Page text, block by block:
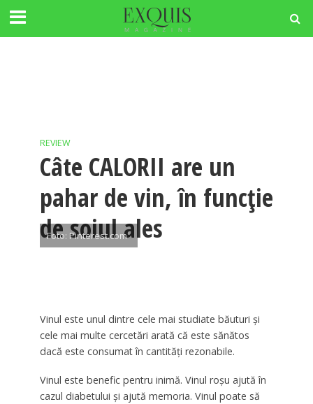
REVIEW
Câte CALORII are un
pahar de vin, în funcție
de soiul ales
Foto: Pinterest.com
Vinul este unul dintre cele mai studiate băuturi şi
cele mai multe cercetări arată că este sănătos
dacă este consumat în cantităţi rezonabile.
Vinul este benefic pentru inimă. Vinul roşu ajută în
cazul diabetului şi ajută memoria. Vinul poate să